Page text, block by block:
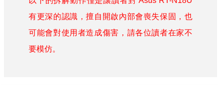
有更深的認識，擅自開啟內部會喪失保固，也
可能會對使用者造成傷害，請各位讀者在家不
要模仿。